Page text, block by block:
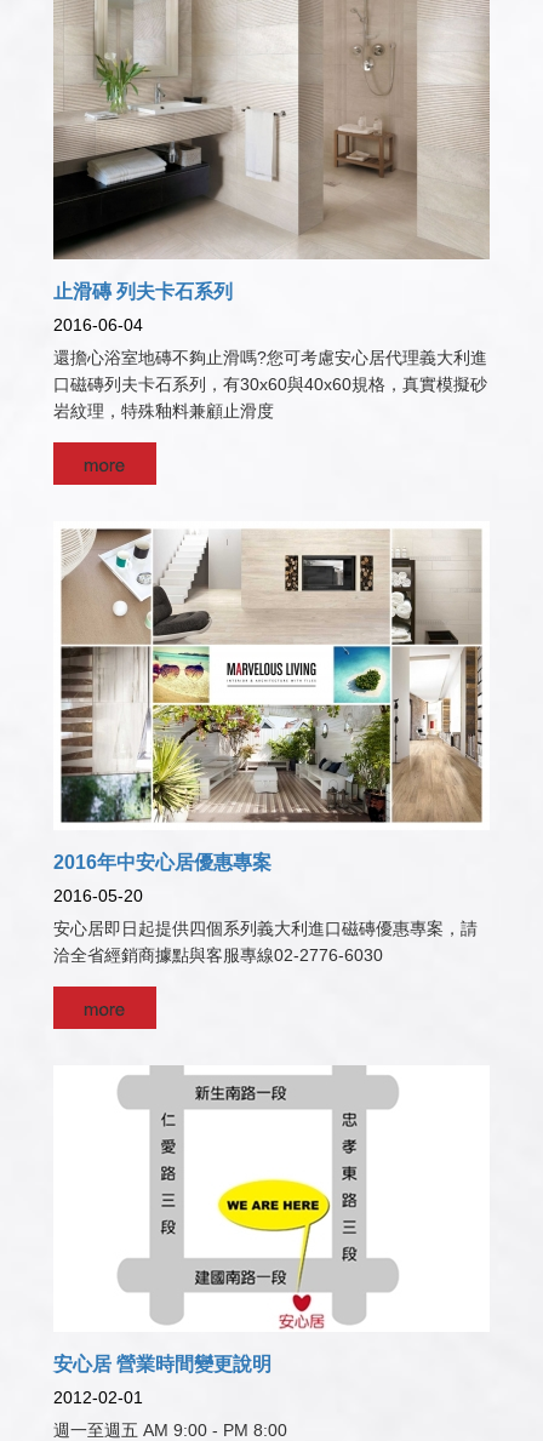
止滑磚 列夫卡石系列
2016-06-04
還擔心浴室地磚不夠止滑嗎?您可考慮安心居代理義大利進
口磁磚列夫卡石系列，有30x60與40x60規格，真實模擬砂
岩紋理，特殊釉料兼顧止滑度
2016年中安心居優惠專案
2016-05-20
安心居即日起提供四個系列義大利進口磁磚優惠專案，請
洽全省經銷商據點與客服專線02-2776-6030
安心居 營業時間變更說明
2012-02-01
週一至週五 AM 9:00 - PM 8:00